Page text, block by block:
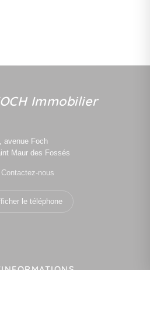
Immobilier
avenue Foch
Maur des Fossés
Contactez-nous
le téléphone